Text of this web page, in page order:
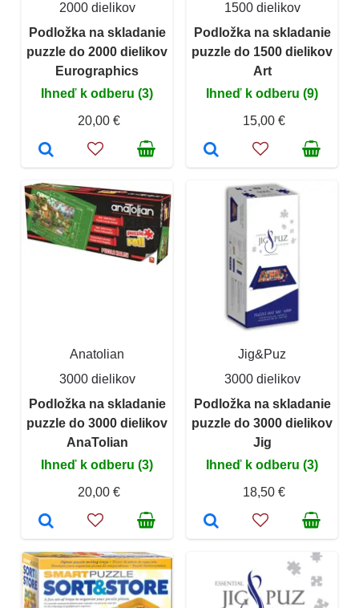
2000 dielikov
Podložka na skladanie
puzzle do 2000 dielikov
Eurographics
Ihneď k odberu (3)
20,00 €
1500 dielikov
Podložka na skladanie
puzzle do 1500 dielikov
Art
Ihneď k odberu (9)
15,00 €
Anatolian
3000 dielikov
Podložka na skladanie
puzzle do 3000 dielikov
AnaTolian
Ihneď k odberu (3)
20,00 €
Jig&Puz
3000 dielikov
Podložka na skladanie
puzzle do 3000 dielikov
Jig
Ihneď k odberu (3)
18,50 €